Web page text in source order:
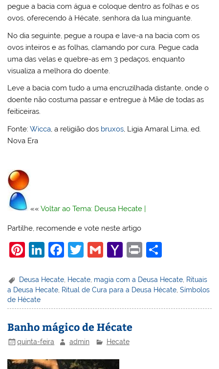
pegue a bacia com água e coloque dentro as folhas e os
ovos, oferecendo à Hécate, senhora da lua minguante.
No dia seguinte, pegue a roupa e lave-a na bacia com os
ovos inteiros e as folhas, clamando por cura. Pegue cada
uma das velas e quebre-as em 3 pedaços, enquanto
visualiza a melhora do doente.
Leve a bacia com tudo a uma encruzilhada distante, onde o
doente não costuma passar e entregue à Mãe de todas as
feiticeiras.
Fonte:Wicca , a religião dos bruxos , Ligia Amaral Lima, ed.
Nova Era
««Voltar ao Tema: Deusa Hecate |
Partilhe, recomende e vote neste artigo
Pi
er
e
st
Li
k
e
dI
n
F
c
e
b
o
o
k
T
itt
er
G
ai
l
Y
h
o
o
M
ai
Pr
t
ar
e
Deusa Hecate Hecate magia com a Deusa Hecate Rituais
a Deusa Hecate, Ritual de Cura para a Deusa Hécate,Símbolos
de Hécate
Banho mágico de Hécate
quinta-feira admin Hecate